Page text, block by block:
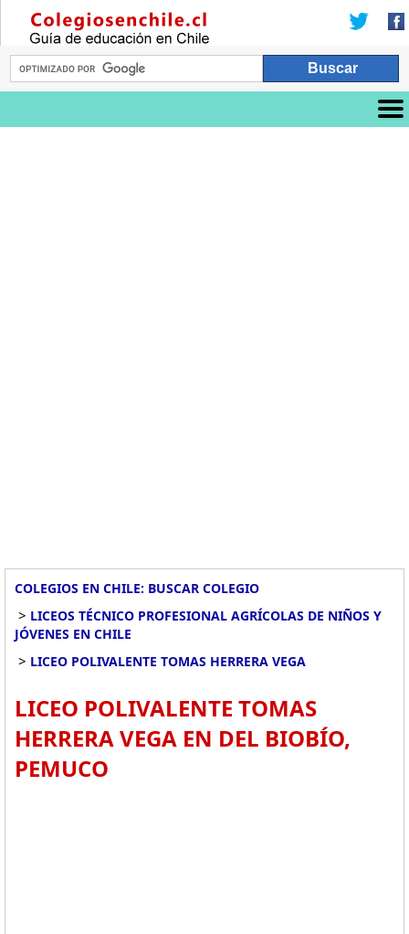
COLEGIOS EN CHILE: BUSCAR COLEGIO
> LICEOS TÉCNICO PROFESIONAL AGRÍCOLAS DE NIÑOS Y
JÓVENES EN CHILE
> LICEO POLIVALENTE TOMAS HERRERA VEGA
LICEO POLIVALENTE TOMAS
HERRERA VEGA EN DEL BIOBÍO,
PEMUCO